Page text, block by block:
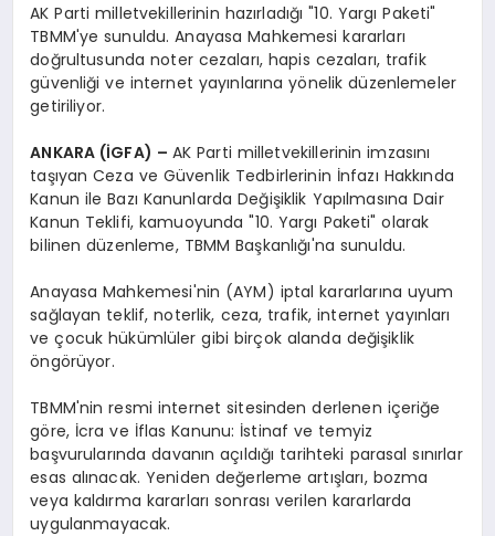
AK Parti milletvekillerinin hazırladığı "10. Yargı Paketi"
TBMM'ye sunuldu. Anayasa Mahkemesi kararları
doğrultusunda noter cezaları, hapis cezaları, trafik
güvenliği ve internet yayınlarına yönelik düzenlemeler
getiriliyor.
ANKARA (İGFA) – AK Parti milletvekillerinin imzasını
taşıyan Ceza ve Güvenlik Tedbirlerinin İnfazı Hakkında
Kanun ile Bazı Kanunlarda Değişiklik Yapılmasına Dair
Kanun Teklifi, kamuoyunda "10. Yargı Paketi" olarak
bilinen düzenleme, TBMM Başkanlığı'na sunuldu.
Anayasa Mahkemesi'nin (AYM) iptal kararlarına uyum
sağlayan teklif, noterlik, ceza, trafik, internet yayınları
ve çocuk hükümlüler gibi birçok alanda değişiklik
öngörüyor.
TBMM'nin resmi internet sitesinden derlenen içeriğe
göre, İcra ve İflas Kanunu: İstinaf ve temyiz
başvurularında davanın açıldığı tarihteki parasal sınırlar
esas alınacak. Yeniden değerleme artışları, bozma
veya kaldırma kararları sonrası verilen kararlarda
uygulanmayacak.